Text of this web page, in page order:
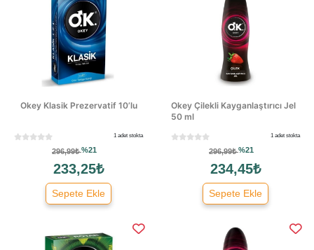
Okey Klasik Prezervatif 10’lu
1 adet stokta
296,99₺%21
233,25₺
Sepete Ekle
Okey Çilekli Kayganlaştırıcı Jel
50 ml
1 adet stokta
296,99₺%21
234,45₺
Sepete Ekle